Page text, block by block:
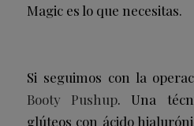
Magic es lo que necesitas.
Si seguimos con la
Booty Pushup. Una
glúteos con ácido